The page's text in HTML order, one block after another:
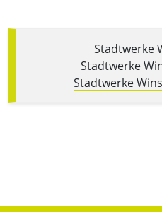
Stadtwerke
Stadtwerke
Stadtwerke